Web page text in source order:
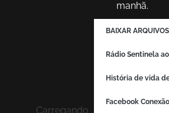
manhã.
Carregando...
BAIXAR ARQUIVOS
Rádio Sentinela
História de vida
Facebook